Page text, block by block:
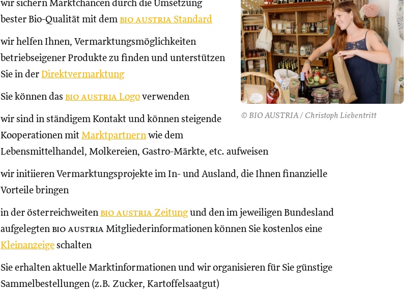
© BIO AUSTRIA / Christoph Liebentritt
wir sichern Marktchancen durch die Umsetzung
bester Bio-Qualität mit dem bio austria Standard
wir helfen Ihnen, Vermarktungsmöglichkeiten
betriebseigener Produkte zu finden und unterstützen
Sie in der Direktvermarktung
Sie können das bio austria Logo verwenden
wir sind in ständigem Kontakt und können steigende
Kooperationen mit Marktpartnernwie dem
Lebensmittelhandel, Molkereien, Gastro-Märkte, etc. aufweisen
wir initiieren Vermarktungsprojekte im In- und Ausland, die Ihnen finanzielle
Vorteile bringen
in der österreichweiten bio austria Zeitungund den im jeweiligen Bundesland
aufgelegten bio austria Mitgliederinformationen können Sie kostenlos eine
Kleinanzeige schalten
Sie erhalten aktuelle Marktinformationen und wir organisieren für Sie günstige
Sammelbestellungen (z.B. Zucker, Kartoffelsaatgut)